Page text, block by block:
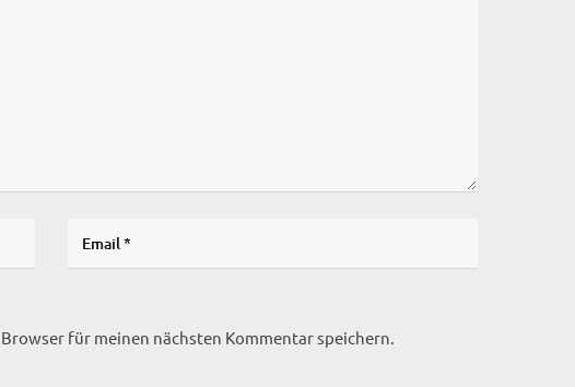
für meinen nächsten Kommentar speichern.